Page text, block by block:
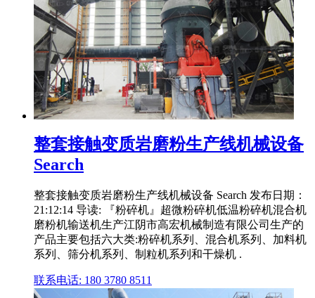
整套接触变质岩磨粉生产线机械设备
Search
整套接触变质岩磨粉生产线机械设备 Search 发布日期：
21:12:14 导读: 『粉碎机』超微粉碎机低温粉碎机混合机
磨粉机输送机生产江阴市高宏机械制造有限公司生产的
产品主要包括六大类:粉碎机系列、混合机系列、加料机
系列、筛分机系列、制粒机系列和干燥机 .
联系电话: 180 3780 8511